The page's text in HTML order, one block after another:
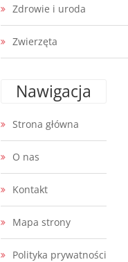
Zdrowie i uroda
Zwierzęta
Nawigacja
Strona główna
O nas
Kontakt
Mapa strony
Polityka prywatności